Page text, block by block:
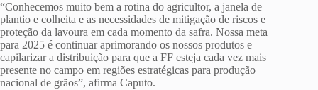
“Conhecemos muito bem a rotina do agricultor, a janela de
plantio e colheita e as necessidades de mitigação de riscos e
proteção da lavoura em cada momento da safra. Nossa meta
para 2025 é continuar aprimorando os nossos produtos e
capilarizar a distribuição para que a FF esteja cada vez mais
presente no campo em regiões estratégicas para produção
nacional de grãos”, afirma Caputo.